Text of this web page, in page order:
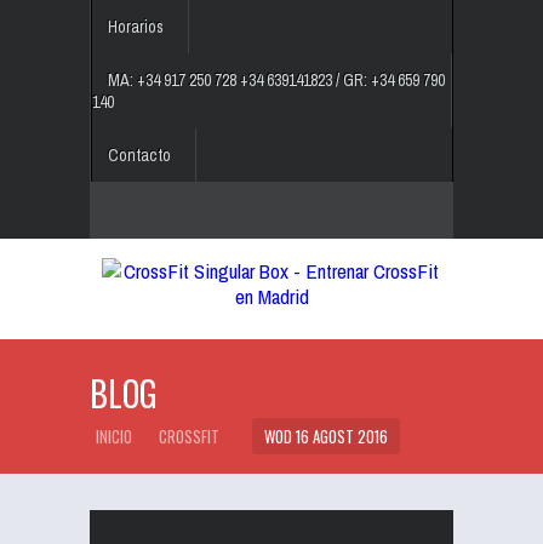
Horarios
MA: +34 917 250 728 +34 639141823 / GR: +34 659 790
140
Contacto
BLOG
INICIO CROSSFIT WOD 16 AGOST 2016